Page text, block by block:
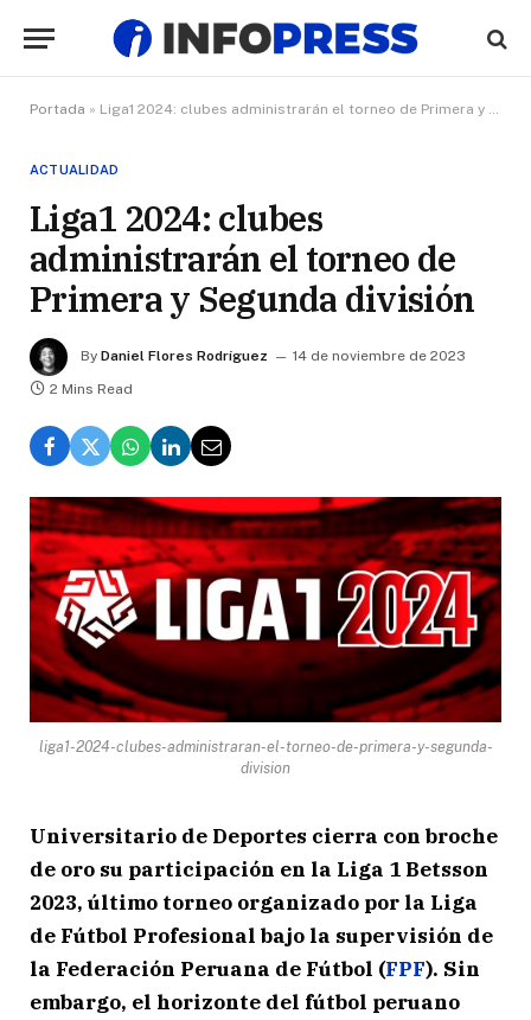
Portada » Liga1 2024: clubes administrarán el torneo de Primera y Segunda división
ACTUALIDAD
Liga1 2024: clubes
administrarán el torneo de
Primera y Segunda división
By Daniel Flores Rodríguez
14 de noviembre de 2023
2 Mins Read
liga1-2024-clubes-administraran-el-torneo-de-primera-y-segunda-
division
Universitario de Deportes cierra con broche
de oro su participación en la Liga 1 Betsson
2023, último torneo organizado por la Liga
de Fútbol Profesional bajo la supervisión de
la Federación Peruana de Fútbol (FPF). Sin
embargo, el horizonte del fútbol peruano